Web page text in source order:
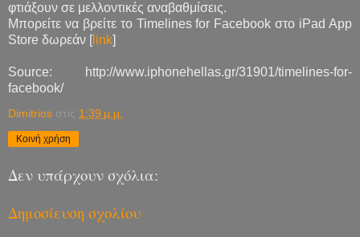
φτιάξουν σε μελλοντικές αναβαθμίσεις.
Μπορείτε να βρείτε το Timelines for Facebook στο iPad App
Store δωρεάν [link]
Source: http://www.iphonehellas.gr/31901/timelines-for-
facebook/
Dimitrios στις 1:39 μ.μ.
Κοινή χρήση
Δεν υπάρχουν σχόλια:
Δημοσίευση σχολίου